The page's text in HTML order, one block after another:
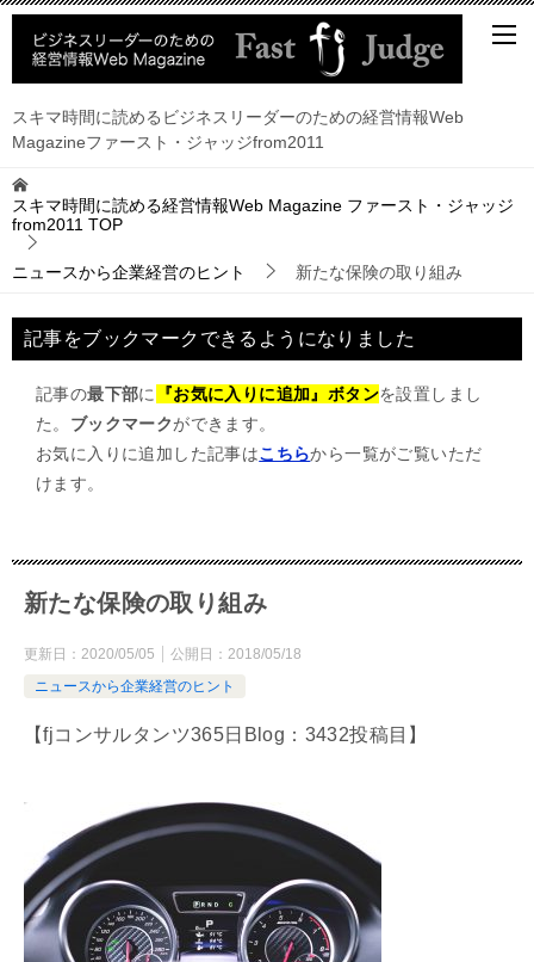
スキマ時間に読めるビジネスリーダーのための経営情報Web
Magazineファースト・ジャッジfrom2011
スキマ時間に読める経営情報Web Magazine ファースト・ジャッジ
from2011 TOP
ニュースから企業経営のヒント 新たな保険の取り組み
記事をブックマークできるようになりました
記事の最下部に 『お気に入りに追加』ボタンを設置しまし
た。 ブックマークができます。
お気に入りに追加した記事はこちらから一覧がご覧いただ
けます。
新たな保険の取り組み
更新日： 2020/05/05 公開日： 2018/05/18
ニュースから企業経営のヒント
【fjコンサルタンツ365日Blog：3432投稿目】